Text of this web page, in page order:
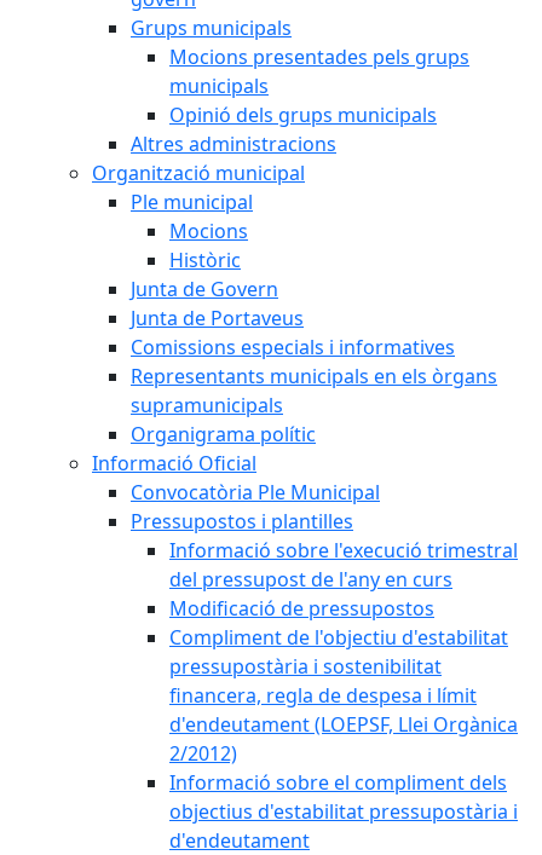
Grups municipals
Mocions presentades pels grups
municipals
Opinió dels grups municipals
Altres administracions
Organització municipal
Ple municipal
Mocions
Històric
Junta de Govern
Junta de Portaveus
Comissions especials i informatives
Representants municipals en els òrgans
supramunicipals
Organigrama polític
Informació Oficial
Convocatòria Ple Municipal
Pressupostos i plantilles
Informació sobre l'execució trimestral
del pressupost de l'any en curs
Modificació de pressupostos
Compliment de l'objectiu d'estabilitat
pressupostària i sostenibilitat
financera, regla de despesa i límit
d'endeutament (LOEPSF, Llei Orgànica
2/2012)
Informació sobre el compliment dels
objectius d'estabilitat pressupostària i
d'endeutament